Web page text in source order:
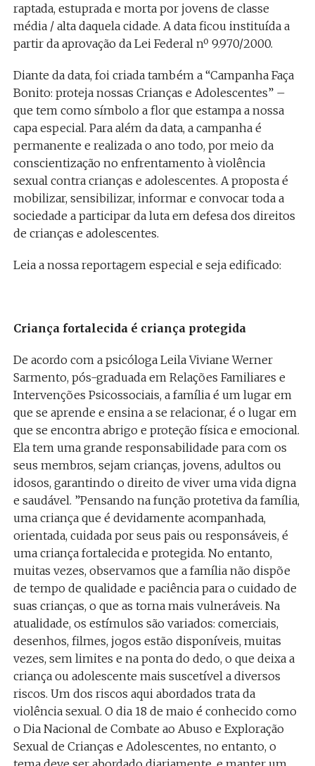
raptada, estuprada e morta por jovens de classe
média / alta daquela cidade. A data ficou instituída a
partir da aprovação da Lei Federal nº 9.970/2000.
Diante da data, foi criada também a “Campanha Faça
Bonito: proteja nossas Crianças e Adolescentes” –
que tem como símbolo a flor que estampa a nossa
capa especial. Para além da data, a campanha é
permanente e realizada o ano todo, por meio da
conscientização no enfrentamento à violência
sexual contra crianças e adolescentes. A proposta é
mobilizar, sensibilizar, informar e convocar toda a
sociedade a participar da luta em defesa dos direitos
de crianças e adolescentes.
Leia a nossa reportagem especial e seja edificado:
Criança fortalecida é criança protegida
De acordo com a psicóloga Leila Viviane Werner
Sarmento, pós-graduada em Relações Familiares e
Intervenções Psicossociais, a família é um lugar em
que se aprende e ensina a se relacionar, é o lugar em
que se encontra abrigo e proteção física e emocional.
Ela tem uma grande responsabilidade para com os
seus membros, sejam crianças, jovens, adultos ou
idosos, garantindo o direito de viver uma vida digna
e saudável. ”Pensando na função protetiva da família,
uma criança que é devidamente acompanhada,
orientada, cuidada por seus pais ou responsáveis, é
uma criança fortalecida e protegida. No entanto,
muitas vezes, observamos que a família não dispõe
de tempo de qualidade e paciência para o cuidado de
suas crianças, o que as torna mais vulneráveis. Na
atualidade, os estímulos são variados: comerciais,
desenhos, filmes, jogos estão disponíveis, muitas
vezes, sem limites e na ponta do dedo, o que deixa a
criança ou adolescente mais suscetível a diversos
riscos. Um dos riscos aqui abordados trata da
violência sexual. O dia 18 de maio é conhecido como
o Dia Nacional de Combate ao Abuso e Exploração
Sexual de Crianças e Adolescentes, no entanto, o